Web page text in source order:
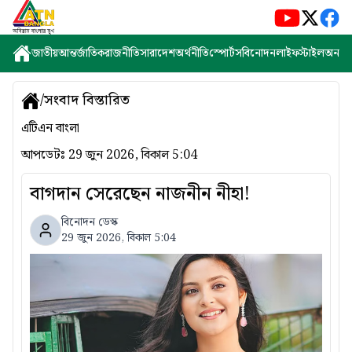
জাতীয়আন্তর্জাতিকরাজনীতিসারাদেশঅর্থনীতিস্পোর্টসবিনোদনলাইফস্টাইল
/সংবাদ বিস্তারিত
এটিএন বাংলা
আপডেটঃ 29 জুন 2026, বিকাল 5:04
বাগদান সেরেছেন নাজনীন নীহা!
বিনোদন ডেস্ক
29 জুন 2026, বিকাল 5:04